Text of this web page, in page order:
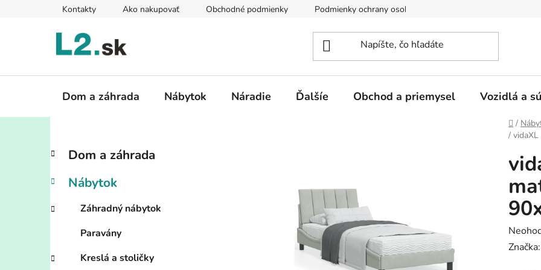
Kontakty Ako nakupovať Obchodné podmienky Podmienky ochrany osobných údajov
Dom a záhrada Nábytok Náradie Ďalšíe Obchod a priemysel Vozidlá a
Domov
/
/
B
č
ý
n
Preskočiť
kategórie
K
a
e
ó
e
Dom a záhrada
Nábytok
Záhradný nábytok
Paravány
Kreslá a stoličky